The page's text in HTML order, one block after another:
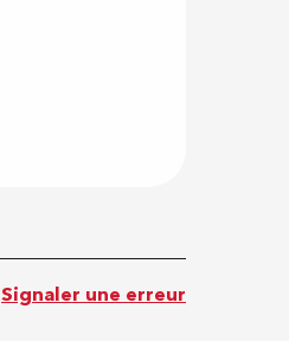
Signaler une erreur